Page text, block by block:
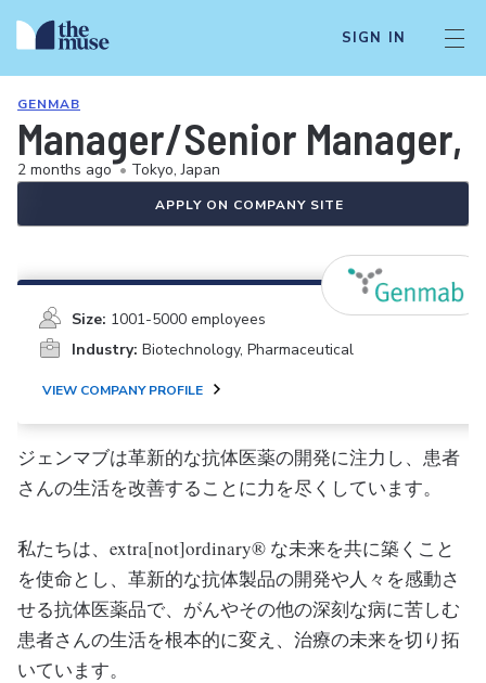
SIGN IN
GENMAB
Manager/Senior Manager,
2 months ago • Tokyo, Japan
APPLY ON COMPANY SITE
Size: 1001-5000 employees
Industry: Biotechnology, Pharmaceutical
VIEW COMPANY PROFILE
ジェンマブは革新的な抗体医薬の開発に注力し、患者
さんの生活を改善することに力を尽くしています。
私たちは、extra[not]ordinary® な未来を共に築くこと
を使命とし、革新的な抗体製品の開発や人々を感動さ
せる抗体医薬品で、がんやその他の深刻な病に苦しむ
患者さんの生活を根本的に変え、治療の未来を切り拓
いています。